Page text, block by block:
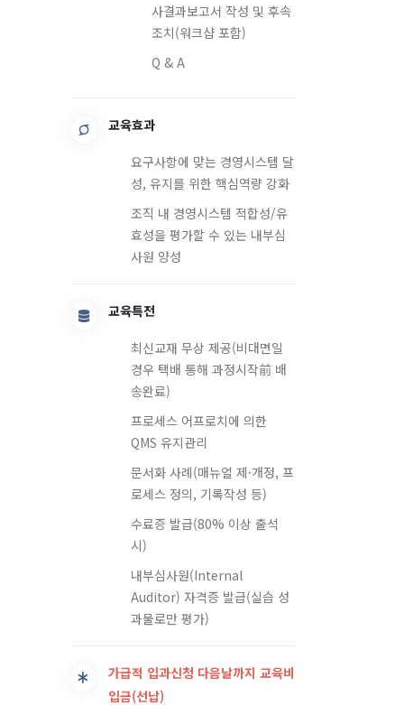
사결과보고서 작성 및 후속
조치(워크샵 포함)
Q & A
교육효과
요구사항에 맞는 경영시스템 달
성, 유지를 위한 핵심역량 강화
조직 내 경영시스템 적합성/유
효성을 평가할 수 있는 내부심
사원 양성
교육특전
최신교재 무상 제공(비대면일
경우 택배 통해 과정시작前 배
송완료)
프로세스 어프로치에 의한
QMS 유지관리
문서화 사례(매뉴얼 제·개정, 프
로세스 정의, 기록작성 등)
수료증 발급(80% 이상 출석
시)
내부심사원(Internal
Auditor) 자격증 발급(실습 성
과물로만 평가)
가급적 입과신청 다음날까지 교육비
입금(선납)